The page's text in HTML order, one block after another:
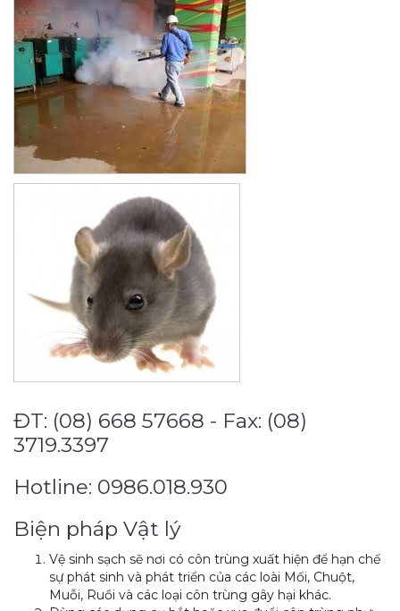
Xe đẩy làm vệ sinh Sài Gòn
ĐT: (08) 668 57668 - Fax: (08)
3719.3397
Hotline: 0986.018.930
Biện pháp Vật lý
Vệ sinh sạch sẽ nơi có côn trùng xuất hiện để hạn chế
sự phát sinh và phát triển của các loài Mối, Chuột,
Muỗi, Ruồi và các loại côn trùng gây hại khác.